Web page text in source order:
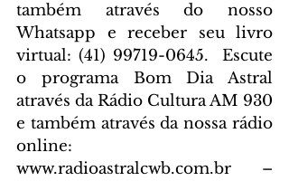
também através do nosso
Whatsapp e receber seu livro
virtual: (41) 99719-0645.
Escute
o programa Bom Dia Astral
através da Rádio Cultura AM 930
e também através da nossa rádio
www.radioastralcwb.com.br –